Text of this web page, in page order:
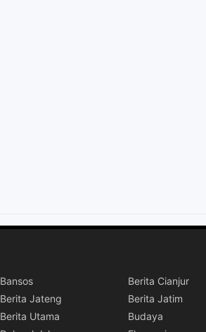
Bansos
Berita Cianjur
Berita Jateng
Berita Jatim
Berita Utama
Budaya